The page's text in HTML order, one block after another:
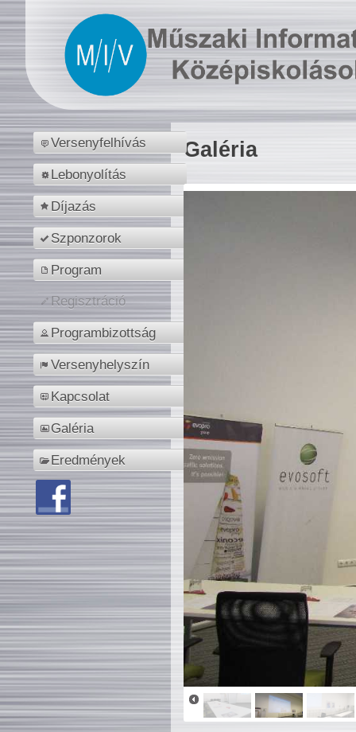
Versenyfelhívás
Lebonyolítás
Díjazás
Szponzorok
Program
Regisztráció
Programbizottság
Versenyhelyszín
Kapcsolat
Galéria
Eredmények
Galéria